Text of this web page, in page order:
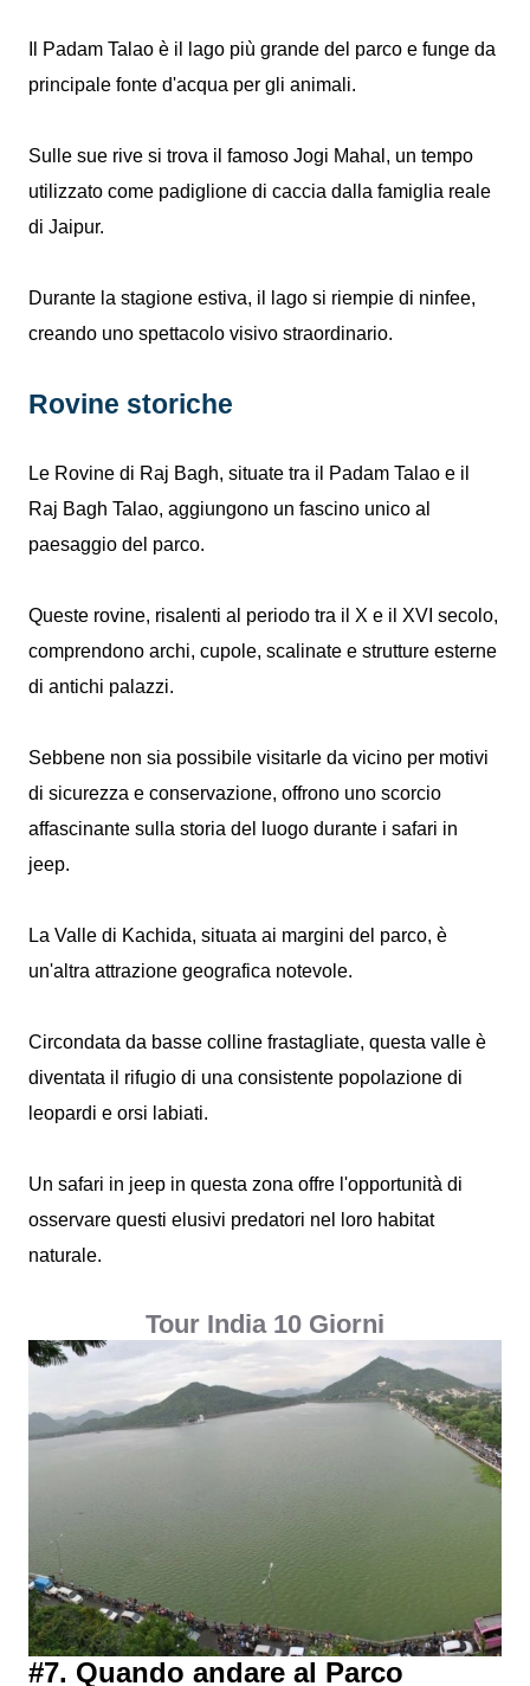
Il Padam Talao è il lago più grande del parco e funge da
principale fonte d'acqua per gli animali.
Sulle sue rive si trova il famoso Jogi Mahal, un tempo
utilizzato come padiglione di caccia dalla famiglia reale
di Jaipur.
Durante la stagione estiva, il lago si riempie di ninfee,
creando uno spettacolo visivo straordinario.
Rovine storiche
Le Rovine di Raj Bagh, situate tra il Padam Talao e il
Raj Bagh Talao, aggiungono un fascino unico al
paesaggio del parco.
Queste rovine, risalenti al periodo tra il X e il XVI secolo,
comprendono archi, cupole, scalinate e strutture esterne
di antichi palazzi.
Sebbene non sia possibile visitarle da vicino per motivi
di sicurezza e conservazione, offrono uno scorcio
affascinante sulla storia del luogo durante i safari in
jeep.
La Valle di Kachida, situata ai margini del parco, è
un'altra attrazione geografica notevole.
Circondata da basse colline frastagliate, questa valle è
diventata il rifugio di una consistente popolazione di
leopardi e orsi labiati.
Un safari in jeep in questa zona offre l'opportunità di
osservare questi elusivi predatori nel loro habitat
naturale.
Tour India 10 Giorni
#7. Quando andare al Parco